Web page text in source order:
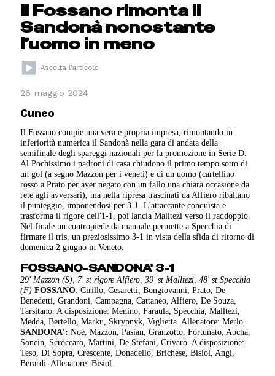
Il Fossano rimonta il
Sandonà nonostante
l’uomo in meno
26 maggio 2024
Cuneo
Il Fossano compie una vera e propria impresa, rimontando in
inferiorità numerica il Sandonà nella gara di andata della
semifinale degli spareggi nazionali per la promozione in Serie D.
Al Pochissimo i padroni di casa chiudono il primo tempo sotto di
un gol (a segno Mazzon per i veneti) e di un uomo (cartellino
rosso a Prato per aver negato con un fallo una chiara occasione da
rete agli avversari), ma nella ripresa trascinati da Alfiero ribaltano
il punteggio, imponendosi per 3-1. L'attaccante conquista e
trasforma il rigore dell'1-1, poi lancia Malltezi verso il raddoppio.
Nel finale un contropiede da manuale permette a Specchia di
firmare il tris, un preziosissimo 3-1 in vista della sfida di ritorno di
domenica 2 giugno in Veneto.
FOSSANO-SANDONA' 3-1
29' Mazzon (S), 7' st rigore Alfiero, 39' st Malltezi, 48' st Specchia
(F) FOSSANO: Cirillo, Cesaretti, Bongiovanni, Prato, De
Benedetti, Grandoni, Campagna, Cattaneo, Alfiero, De Souza,
Tarsitano. A disposizione: Menino, Faraula, Specchia, Malltezi,
Medda, Bertello, Marku, Skrypnyk, Viglietta. Allenatore: Merlo.
SANDONA': Noè, Mazzon, Pasian, Granzotto, Fortunato, Abcha,
Soncin, Scroccaro, Martini, De Stefani, Crivaro. A disposizione:
Teso, Di Sopra, Crescente, Donadello, Brichese, Bisiol, Angi,
Berardi. Allenatore: Bisiol.